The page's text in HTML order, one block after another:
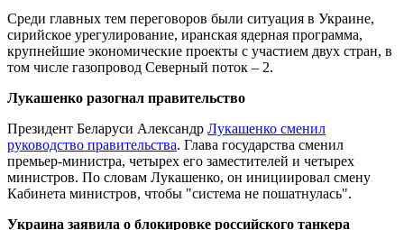
Среди главных тем переговоров были ситуация в Украине,
сирийское урегулирование, иранская ядерная программа,
крупнейшие экономические проекты с участием двух стран, в
том числе газопровод Северный поток – 2.
Лукашенко разогнал правительство
Президент Беларуси Александр Лукашенко сменил
руководство правительства. Глава государства сменил
премьер-министра, четырех его заместителей и четырех
министров. По словам Лукашенко, он инициировал смену
Кабинета министров, чтобы "система не пошатнулась".
Украина заявила о блокировке российского танкера